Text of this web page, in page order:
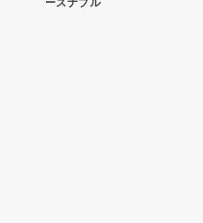
ーズナブル